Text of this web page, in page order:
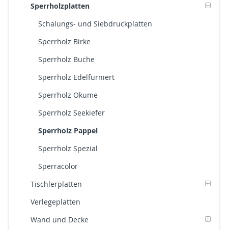
Sperrholzplatten
Schalungs- und Siebdruckplatten
Sperrholz Birke
Sperrholz Buche
Sperrholz Edelfurniert
Sperrholz Okume
Sperrholz Seekiefer
Sperrholz Pappel
Sperrholz Spezial
Sperracolor
Tischlerplatten
Verlegeplatten
Wand und Decke